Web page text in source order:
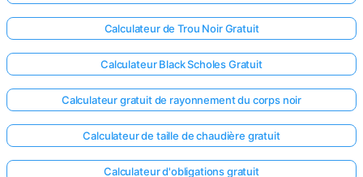
Calculateur de Trou Noir Gratuit
Calculateur Black Scholes Gratuit
Calculateur gratuit de rayonnement du corps noir
Calculateur de taille de chaudière gratuit
Calculateur d'obligations gratuit